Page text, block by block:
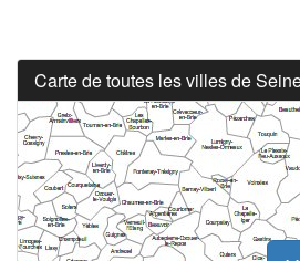
Carte de toutes les villes de